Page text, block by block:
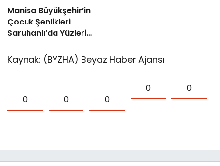
Manisa Büyükşehir’in
Çocuk Şenlikleri
Saruhanlı’da Yüzleri
Kaynak: (BYZHA) Beyaz Haber Ajansı
0 0 0
0 0